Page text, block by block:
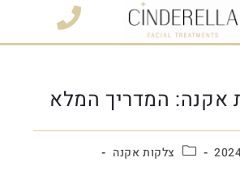
אקנה: המדריך המלא
צלקות אקנה